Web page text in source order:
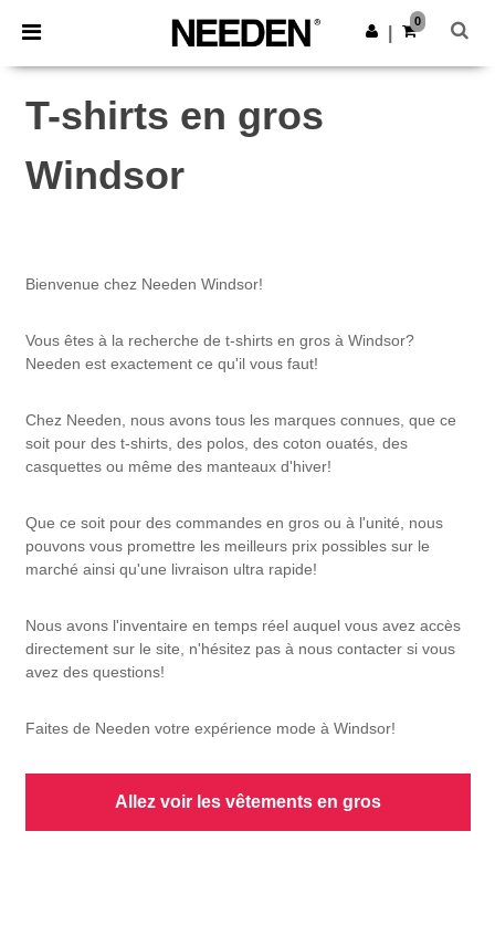
× Appli Needen
Meilleurs prix sur l’app !
Obtenir l'appli
0
T-shirts en gros
Windsor
Bienvenue chez Needen Windsor!
Vous êtes à la recherche de t-shirts en gros à Windsor?
Needen est exactement ce qu'il vous faut!
Chez Needen, nous avons tous les marques connues, que ce
soit pour des t-shirts, des polos, des coton ouatés, des
casquettes ou même des manteaux d'hiver!
Que ce soit pour des commandes en gros ou à l'unité, nous
pouvons vous promettre les meilleurs prix possibles sur le
marché ainsi qu'une livraison ultra rapide!
Nous avons l'inventaire en temps réel auquel vous avez accès
directement sur le site, n'hésitez pas à nous contacter si vous
avez des questions!
Faites de Needen votre expérience mode à Windsor!
Allez voir les vêtements en gros